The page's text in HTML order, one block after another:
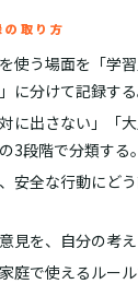
取り方
使う場面を「学
に分けて記録する
に出さない」「
3段階で分類する。
安全な行動にど
見を、自分の考え
庭で使えるルー